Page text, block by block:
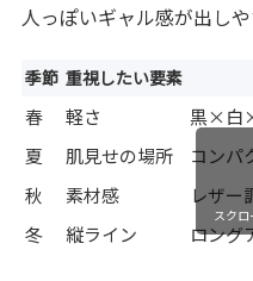
人っぽいギャル感が出しや
季節 重視したい要素
春 軽さ 黒×白
夏
肌見せの場所 コンパ
秋
素材感 レザ
冬
縦ライン ロング
スク